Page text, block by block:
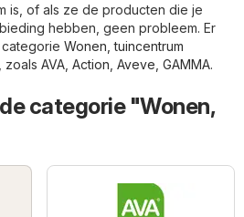
is, of als ze de producten die je
hebben, geen probleem. Er
Wonen, tuincentrum
zoals AVA Action Aveve GAMMA.
categorie "Wonen,